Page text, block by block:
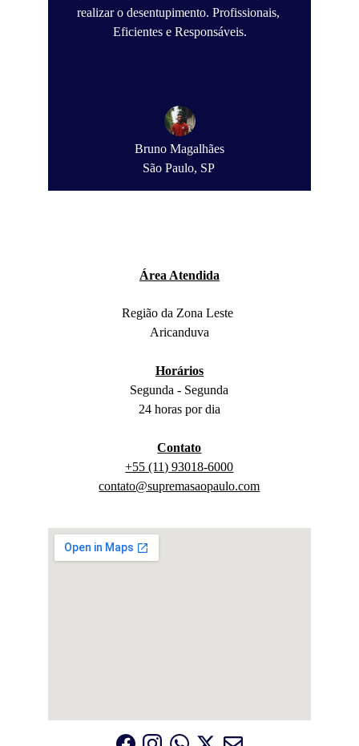
realizar o desentupimento. Profissionais,
Eficientes e Responsáveis.
Bruno Magalhães
São Paulo, SP
Área Atendida
Região da Zona Leste
Aricanduva
Horários
Segunda - Segunda
24 horas por dia
Contato
+55 (11) 93018-6000
contato@supremasaopaulo.com